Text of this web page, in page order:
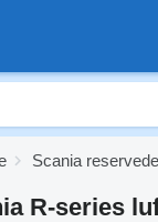
Scania
R-series